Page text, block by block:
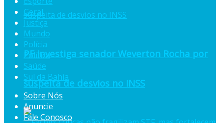
PF investiga senador Weverton Rocha por
suspeita de desvios no INSS
Geral
Justiça
Mundo
Polícia
Política
Saúde
Sul da Bahia
Sobre Nós
Anuncie
Fale Conosco